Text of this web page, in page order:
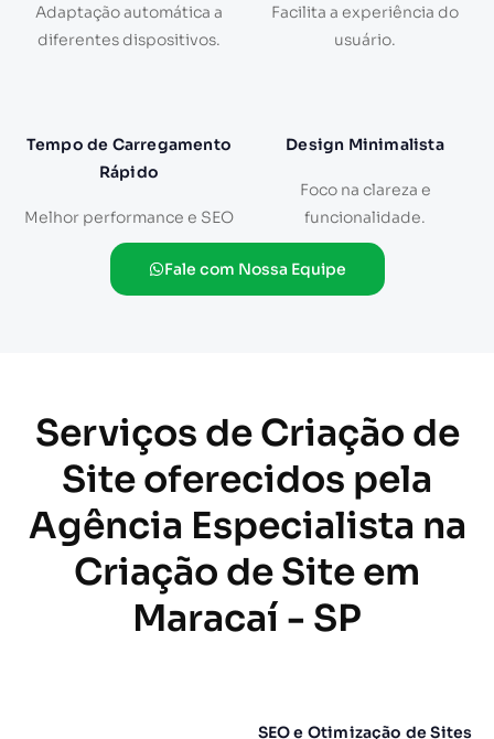
Adaptação automática a
diferentes dispositivos.
Facilita a experiência do
usuário.
Tempo de Carregamento
Rápido
Melhor performance e SEO
Design Minimalista
Foco na clareza e
funcionalidade.
Fale com Nossa Equipe
Serviços de Criação de
Site oferecidos pela
Agência Especialista na
Criação de Site em
Maracaí - SP
SEO e Otimização de Sites